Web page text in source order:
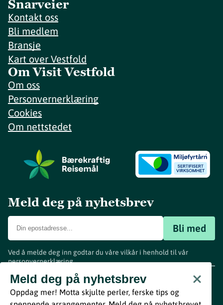
Snarveier
Kontakt oss
Bli medlem
Bransje
Kart over Vestfold
Om Visit Vestfold
Om oss
Personvernerklæring
Cookies
Om nettstedet
Meld deg på nyhetsbrev
Bli med
Ved å melde deg inn godtar du våre vilkår i henhold til vår
personvernerklæring.
Meld deg på nyhetsbrev
Oppdag mer! Motta skjulte perler, ferske tips og
www.visitvestfold.com
Turistinformasjon
Vestfold Fylkeskommune